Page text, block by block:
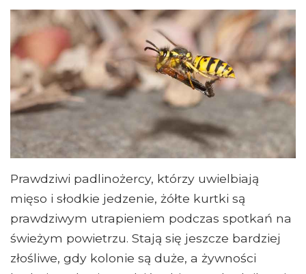
Prawdziwi padlinożercy, którzy uwielbiają
mięso i słodkie jedzenie, żółte kurtki są
prawdziwym utrapieniem podczas spotkań na
świeżym powietrzu. Stają się jeszcze bardziej
złośliwe, gdy kolonie są duże, a żywności